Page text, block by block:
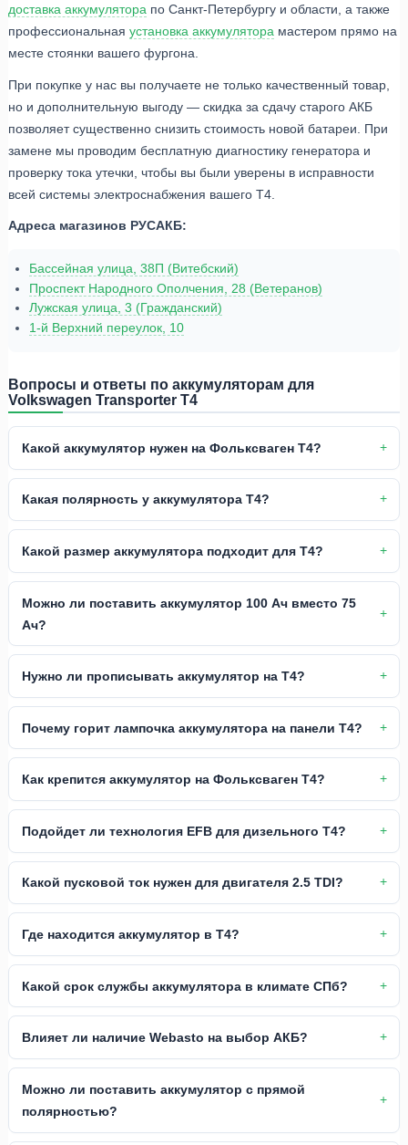
доставка аккумулятора по Санкт-Петербургу и области, а также
профессиональная установка аккумулятора мастером прямо на
месте стоянки вашего фургона.
При покупке у нас вы получаете не только качественный товар,
но и дополнительную выгоду — скидка за сдачу старого АКБ
позволяет существенно снизить стоимость новой батареи. При
замене мы проводим бесплатную диагностику генератора и
проверку тока утечки, чтобы вы были уверены в исправности
всей системы электроснабжения вашего Т4.
Адреса магазинов РУСАКБ:
Бассейная улица, 38П (Витебский)
Проспект Народного Ополчения, 28 (Ветеранов)
Лужская улица, 3 (Гражданский)
1-й Верхний переулок, 10
Вопросы и ответы по аккумуляторам для
Volkswagen Transporter T4
Какой аккумулятор нужен на Фольксваген Т4?
Какая полярность у аккумулятора Т4?
Какой размер аккумулятора подходит для Т4?
Можно ли поставить аккумулятор 100 Ач вместо 75
Ач?
Нужно ли прописывать аккумулятор на Т4?
Почему горит лампочка аккумулятора на панели Т4?
Как крепится аккумулятор на Фольксваген Т4?
Подойдет ли технология EFB для дизельного Т4?
Какой пусковой ток нужен для двигателя 2.5 TDI?
Где находится аккумулятор в Т4?
Какой срок службы аккумулятора в климате СПб?
Влияет ли наличие Webasto на выбор АКБ?
Можно ли поставить аккумулятор с прямой
полярностью?